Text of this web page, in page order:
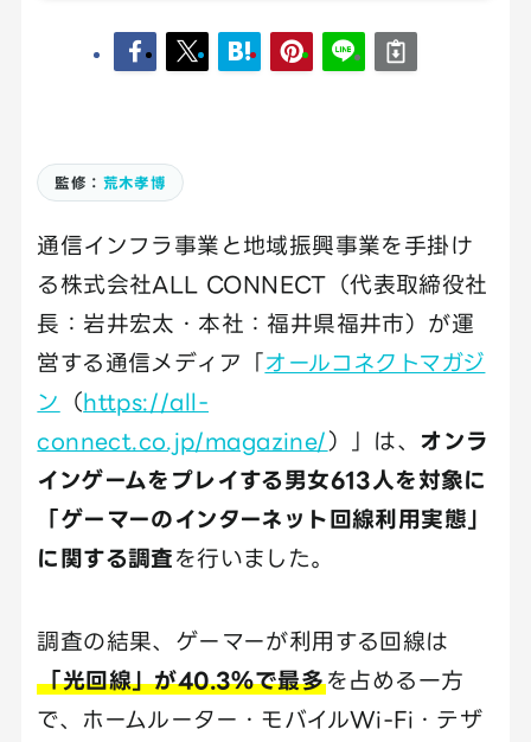
監修： 荒木孝博
通信インフラ事業と地域振興事業を手掛け
る株式会社ALL CONNECT（代表取締役社
長：岩井宏太・本社：福井県福井市）が運
営する通信メディア「オールコネクトマガジ
ン
（https://all-
connect.co.jp/magazine/）」は、 オンラ
インゲームをプレイする男女613人を対象に
「ゲーマーのインターネット回線利用実態」
に関する調査を行いました。
調査の結果、ゲーマーが利用する回線は
「光回線」が40.3％で最多を占める一方
で、ホームルーター・モバイルWi-Fi・テザ